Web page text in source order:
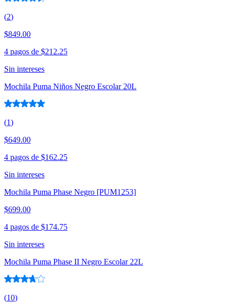
(2)
$849.00
4 pagos de $212.25
Sin intereses
Mochila Puma Niños Negro Escolar 20L
(1)
$649.00
4 pagos de $162.25
Sin intereses
Mochila Puma Phase Negro [PUM1253]
$699.00
4 pagos de $174.75
Sin intereses
Mochila Puma Phase II Negro Escolar 22L
(10)